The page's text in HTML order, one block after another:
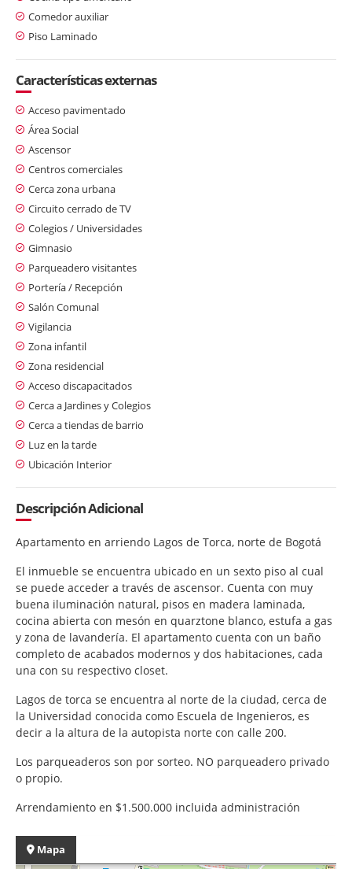
Comedor auxiliar
Piso Laminado
Características externas
Acceso pavimentado
Área Social
Ascensor
Centros comerciales
Cerca zona urbana
Circuito cerrado de TV
Colegios / Universidades
Gimnasio
Parqueadero visitantes
Portería / Recepción
Salón Comunal
Vigilancia
Zona infantil
Zona residencial
Acceso discapacitados
Cerca a Jardines y Colegios
Cerca a tiendas de barrio
Luz en la tarde
Ubicación Interior
Descripción Adicional
Apartamento en arriendo Lagos de Torca, norte de Bogotá
El inmueble se encuentra ubicado en un sexto piso al cual
se puede acceder a través de ascensor. Cuenta con muy
buena iluminación natural, pisos en madera laminada,
cocina abierta con mesón en quarztone blanco, estufa a gas
y zona de lavandería. El apartamento cuenta con un baño
completo de acabados modernos y dos habitaciones, cada
una con su respectivo closet.
Lagos de torca se encuentra al norte de la ciudad, cerca de
la Universidad conocida como Escuela de Ingenieros, es
decir a la altura de la autopista norte con calle 200.
Los parqueaderos son por sorteo. NO parqueadero privado
o propio.
Arrendamiento en $1.500.000 incluida administración
Mapa